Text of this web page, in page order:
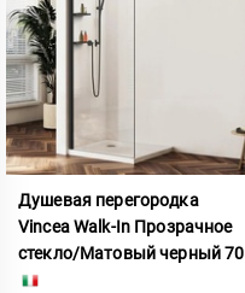
Душевая перегородка
Vincea Walk-In Прозрачное
стекло/Матовый черный 70